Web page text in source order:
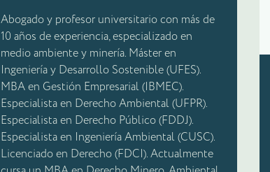
Abogado y profesor universitario con más de
10 años de experiencia, especializado en
medio ambiente y minería. Máster en
Ingeniería y Desarrollo Sostenible (UFES).
MBA en Gestión Empresarial (IBMEC).
Especialista en Derecho Ambiental (UFPR).
Especialista en Derecho Público (FDDJ).
Especialista en Ingeniería Ambiental (CUSC).
Licenciado en Derecho (FDCI). Actualmente